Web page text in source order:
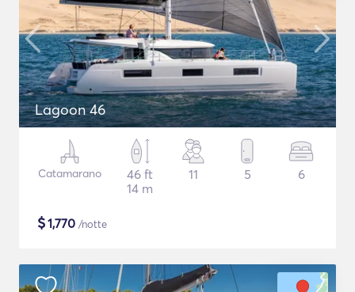
Lagoon 46
Catamarano
46 ft
14 m
11 5 6
$1,770 /notte